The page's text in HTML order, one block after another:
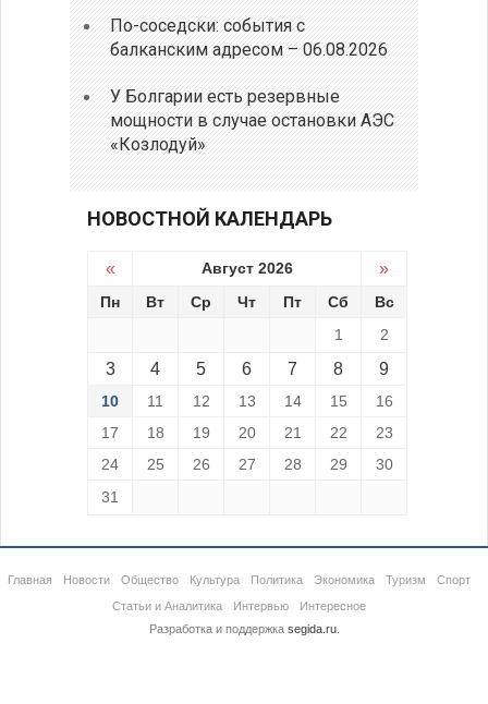
По-соседски: события с
балканским адресом – 06.08.2026
У Болгарии есть резервные
мощности в случае остановки АЭС
«Козлодуй»
НОВОСТНОЙ КАЛЕНДАРЬ
« Август 2026 »
Пн Вт Ср Чт Пт Сб
Вс
1
2
3 4 5 6 7 8 9
10 11 12 13 14 15
16
17
18 19 20 21 22
23
24
25 26 27 28 29
30
31
Главная Новости Общество Культура Политика Экономика Туризм
Спорт
Статьи и Аналитика
Интервью
Интересное
Разработка и поддержка segida.ru.